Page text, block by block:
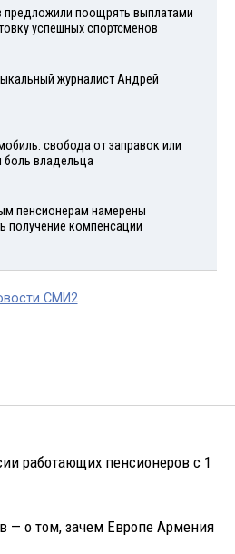
предложили поощрять выплатами
успешных спортсменов
журналист Андрей
свобода от заправок или
боль владельца
пенсионерам намерены
получение компенсации
СМИ2
работающих пенсионеров с 1
— о том, зачем Европе Армения